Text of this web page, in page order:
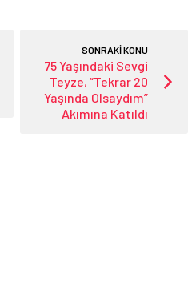
SONRAKİ KONU
75 Yaşındaki Sevgi
Teyze, “Tekrar 20
Yaşında Olsaydım”
Akımına Katıldı